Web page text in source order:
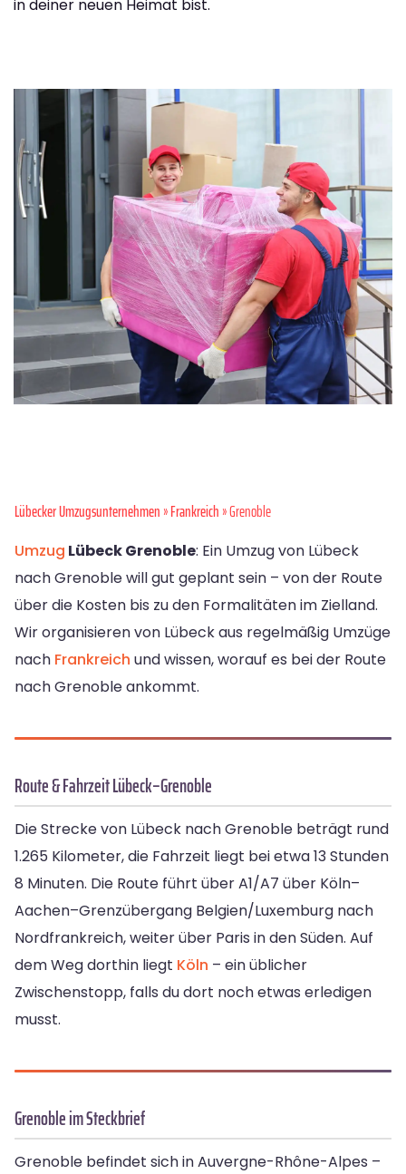
in deiner neuen Heimat bist.
Lübecker Umzugsunternehmen»Frankreich» Grenoble
Umzug Lübeck Grenoble: Ein Umzug von Lübeck
nach Grenoble will gut geplant sein – von der Route
über die Kosten bis zu den Formalitäten im Zielland.
Wir organisieren von Lübeck aus regelmäßig Umzüge
nach Frankreich und wissen, worauf es bei der Route
nach Grenoble ankommt.
Route & Fahrzeit Lübeck–Grenoble
Die Strecke von Lübeck nach Grenoble beträgt rund
1.265 Kilometer, die Fahrzeit liegt bei etwa 13 Stunden
8 Minuten. Die Route führt über A1/A7 über Köln–
Aachen–Grenzübergang Belgien/Luxemburg nach
Nordfrankreich, weiter über Paris in den Süden. Auf
dem Weg dorthin liegt Köln – ein üblicher
Zwischenstopp, falls du dort noch etwas erledigen
musst.
Grenoble im Steckbrief
Grenoble befindet sich in Auvergne-Rhône-Alpes –